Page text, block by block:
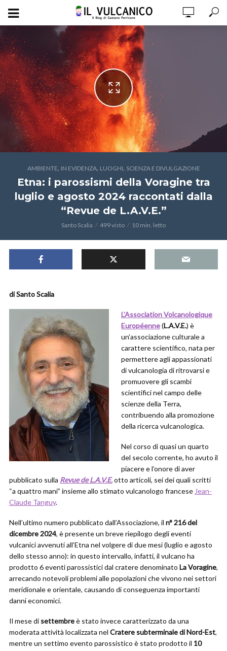
AMBIENTE, IN EVIDENZA, LUOGHI, SCIENZA E DIVULGAZIONE
Etna: i parossismi della Voragine tra
luglio e agosto 2024 raccontati dalla
“Revue de L.A.V.E.”
Santo Scalia 499 visto 10 min. letto
di Santo Scalia
L’Association Volcanologique
Européenne(L.A.V.E.) è
un’associazione culturale a
carattere scientifico, nata per
permettere agli appassionati
di vulcanologia di ritrovarsi e
promuovere gli scambi
scientifici nel campo delle
scienze della Terra,
contribuendo alla promozione
della ricerca vulcanologica.
Nel corso di quasi un quarto
del secolo corrente, ho avuto il
piacere e l’onore di aver
pubblicato sulla Revue de L.A.V.E.otto articoli, sei dei quali scritti
“a quattro mani” insieme allo stimato vulcanologo francese Jean-
Claude Tanguy.
Nell’ultimo numero pubblicato dall’Associazione, il n° 216 del
dicembre 2024, è presente un breve riepilogo degli eventi
vulcanici avvenuti all’Etna nel volgere di due mesi (luglio e agosto
dello stesso anno): in questo intervallo, infatti, il vulcano ha
prodotto 6 eventi parossistici dal cratere denominato La Voragine,
arrecando notevoli problemi alle popolazioni che vivono nei settori
meridionale e orientale, causando di conseguenza importanti
danni economici.
Il mese di settembreè stato invece caratterizzato da una
moderata attività localizzata nel Cratere subterminale di Nord-Est,
mentre un settimo evento parossistico è stato prodotto il 10